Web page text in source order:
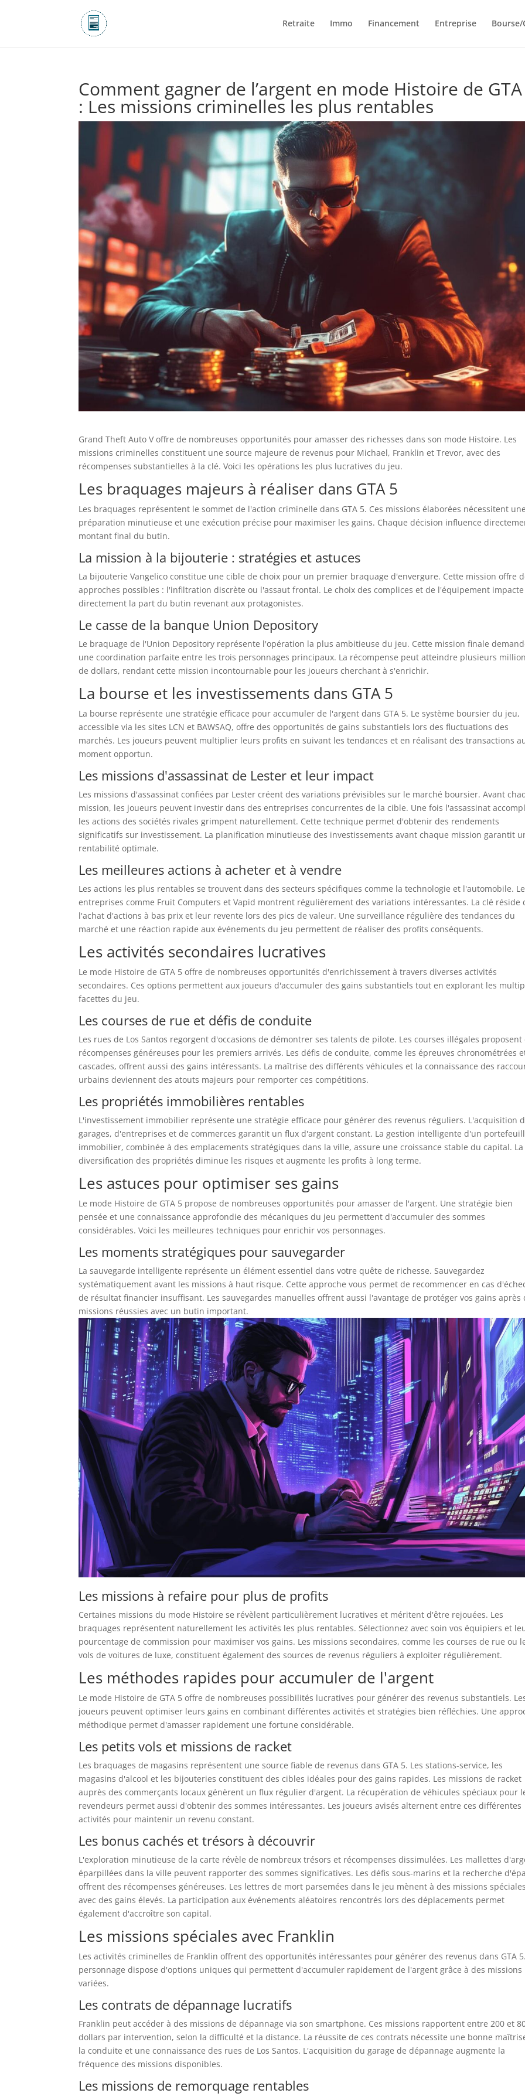
Retraite Immo Financement Entreprise
Comment gagner de l’argent en mode Histoire de
: Les missions criminelles les plus rentables
Grand Theft Auto V offre de nombreuses opportunités pour amasser des richesses dans son mode Histoire. Les
missions criminelles constituent une source majeure de revenus pour Michael, Franklin et Trevor, avec des
récompenses substantielles à la clé. Voici les opérations les plus lucratives du jeu.
Les braquages majeurs à réaliser dans GTA 5
Les braquages représentent le sommet de l'action criminelle dans GTA 5. Ces missions élaborées nécessitent une
préparation minutieuse et une exécution précise pour maximiser les gains. Chaque décision influence
montant final du butin.
La mission à la bijouterie : stratégies et astuces
La bijouterie Vangelico constitue une cible de choix pour un premier braquage d'envergure. Cette mission offre
approches possibles : l'infiltration discrète ou l'assaut frontal. Le choix des complices et de l'équipement impacte
directement la part du butin revenant aux protagonistes.
Le casse de la banque Union Depository
Le braquage de l'Union Depository représente l'opération la plus ambitieuse du jeu. Cette mission finale
une coordination parfaite entre les trois personnages principaux. La récompense peut atteindre plusieurs
de dollars, rendant cette mission incontournable pour les joueurs cherchant à s'enrichir.
La bourse et les investissements dans GTA 5
La bourse représente une stratégie efficace pour accumuler de l'argent dans GTA 5. Le système boursier du jeu,
accessible via les sites LCN et BAWSAQ, offre des opportunités de gains substantiels lors des fluctuations des
marchés. Les joueurs peuvent multiplier leurs profits en suivant les tendances et en réalisant des transactions
moment opportun.
Les missions d'assassinat de Lester et leur impact
Les missions d'assassinat confiées par Lester créent des variations prévisibles sur le marché boursier. Avant
mission, les joueurs peuvent investir dans des entreprises concurrentes de la cible. Une fois l'assassinat
les actions des sociétés rivales grimpent naturellement. Cette technique permet d'obtenir des rendements
significatifs sur investissement. La planification minutieuse des investissements avant chaque mission garantit
rentabilité optimale.
Les meilleures actions à acheter et à vendre
Les actions les plus rentables se trouvent dans des secteurs spécifiques comme la technologie et l'automobile.
entreprises comme Fruit Computers et Vapid montrent régulièrement des variations intéressantes. La clé réside
l'achat d'actions à bas prix et leur revente lors des pics de valeur. Une surveillance régulière des tendances du
marché et une réaction rapide aux événements du jeu permettent de réaliser des profits conséquents.
Les activités secondaires lucratives
Le mode Histoire de GTA 5 offre de nombreuses opportunités d'enrichissement à travers diverses activités
secondaires. Ces options permettent aux joueurs d'accumuler des gains substantiels tout en explorant les
facettes du jeu.
Les courses de rue et défis de conduite
Les rues de Los Santos regorgent d'occasions de démontrer ses talents de pilote. Les courses illégales proposent
récompenses généreuses pour les premiers arrivés. Les défis de conduite, comme les épreuves chronométrées
cascades, offrent aussi des gains intéressants. La maîtrise des différents véhicules et la connaissance des
urbains deviennent des atouts majeurs pour remporter ces compétitions.
Les propriétés immobilières rentables
L'investissement immobilier représente une stratégie efficace pour générer des revenus réguliers. L'acquisition
garages, d'entreprises et de commerces garantit un flux d'argent constant. La gestion intelligente d'un
immobilier, combinée à des emplacements stratégiques dans la ville, assure une croissance stable du capital. La
diversification des propriétés diminue les risques et augmente les profits à long terme.
Les astuces pour optimiser ses gains
Le mode Histoire de GTA 5 propose de nombreuses opportunités pour amasser de l'argent. Une stratégie bien
pensée et une connaissance approfondie des mécaniques du jeu permettent d'accumuler des sommes
considérables. Voici les meilleures techniques pour enrichir vos personnages.
Les moments stratégiques pour sauvegarder
La sauvegarde intelligente représente un élément essentiel dans votre quête de richesse. Sauvegardez
systématiquement avant les missions à haut risque. Cette approche vous permet de recommencer en cas
de résultat financier insuffisant. Les sauvegardes manuelles offrent aussi l'avantage de protéger vos gains après
missions réussies avec un butin important.
Les missions à refaire pour plus de profits
Certaines missions du mode Histoire se révèlent particulièrement lucratives et méritent d'être rejouées. Les
braquages représentent naturellement les activités les plus rentables. Sélectionnez avec soin vos équipiers et
pourcentage de commission pour maximiser vos gains. Les missions secondaires, comme les courses de rue ou
vols de voitures de luxe, constituent également des sources de revenus réguliers à exploiter régulièrement.
Les méthodes rapides pour accumuler de l'argent
Le mode Histoire de GTA 5 offre de nombreuses possibilités lucratives pour générer des revenus substantiels.
joueurs peuvent optimiser leurs gains en combinant différentes activités et stratégies bien réfléchies. Une
méthodique permet d'amasser rapidement une fortune considérable.
Les petits vols et missions de racket
Les braquages de magasins représentent une source fiable de revenus dans GTA 5. Les stations-service, les
magasins d'alcool et les bijouteries constituent des cibles idéales pour des gains rapides. Les missions de racket
auprès des commerçants locaux génèrent un flux régulier d'argent. La récupération de véhicules spéciaux pour
revendeurs permet aussi d'obtenir des sommes intéressantes. Les joueurs avisés alternent entre ces différentes
activités pour maintenir un revenu constant.
Les bonus cachés et trésors à découvrir
L'exploration minutieuse de la carte révèle de nombreux trésors et récompenses dissimulées. Les mallettes
éparpillées dans la ville peuvent rapporter des sommes significatives. Les défis sous-marins et la recherche
offrent des récompenses généreuses. Les lettres de mort parsemées dans le jeu mènent à des missions spéciales
avec des gains élevés. La participation aux événements aléatoires rencontrés lors des déplacements permet
également d'accroître son capital.
Les missions spéciales avec Franklin
Les activités criminelles de Franklin offrent des opportunités intéressantes pour générer des revenus dans GTA
personnage dispose d'options uniques qui permettent d'accumuler rapidement de l'argent grâce à des missions
variées.
Les contrats de dépannage lucratifs
Franklin peut accéder à des missions de dépannage via son smartphone. Ces missions rapportent entre 200 et
dollars par intervention, selon la difficulté et la distance. La réussite de ces contrats nécessite une bonne
la conduite et une connaissance des rues de Los Santos. L'acquisition du garage de dépannage augmente la
fréquence des missions disponibles.
Les missions de remorquage rentables